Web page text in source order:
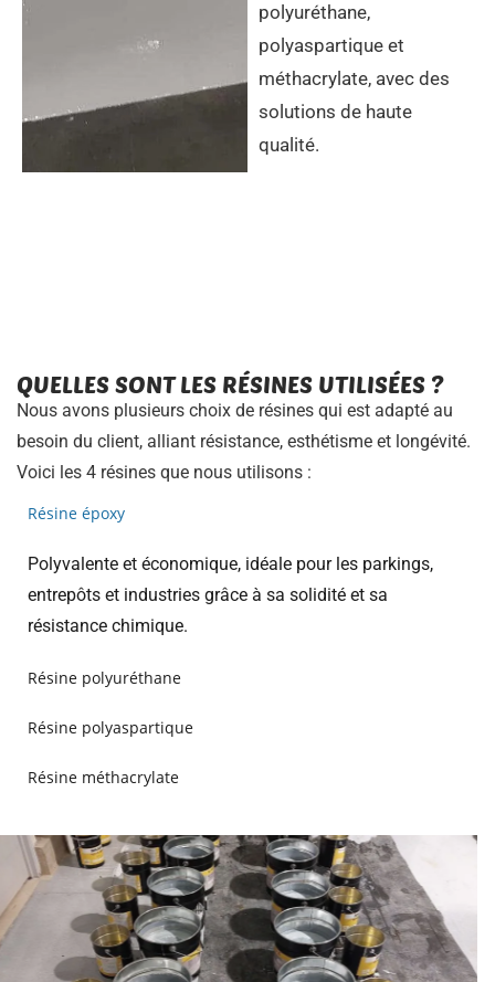
polyuréthane,
polyaspartique et
méthacrylate, avec des
solutions de haute
qualité.
QUELLES SONT LES RÉSINES UTILISÉES ?
Nous avons plusieurs choix de résines qui est adapté au
besoin du client, alliant résistance, esthétisme et longévité.
Voici les 4 résines que nous utilisons :
Résine époxy
Polyvalente et économique, idéale pour les parkings,
entrepôts et industries grâce à sa solidité et sa
résistance chimique.
Résine polyuréthane
Résine polyaspartique
Résine méthacrylate